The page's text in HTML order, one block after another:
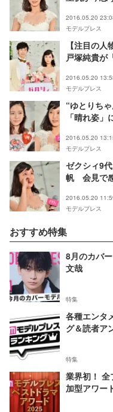
め＞
2016.05.20
モデルプレス
【注目の
戸塚純貴が
2016.05.20
モデルプレス
“ゆとりち
「晴れ姿
2016.05.20
モデルプレス
ゼクシィ9
帆 会見で
2016.05.20
モデルプレス
おすすめ特集
8月のカバ
文哉
特集
各種エンタ
グ＆読者ア
特集
業界初！ 全
加型アワー